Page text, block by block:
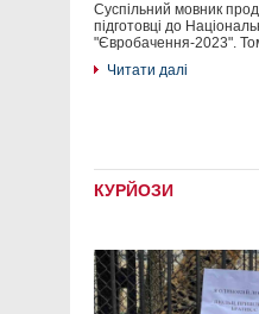
Суспільний мовник
підготовці до
"Євробачення-2023".
Читати далі
КУРЙОЗИ